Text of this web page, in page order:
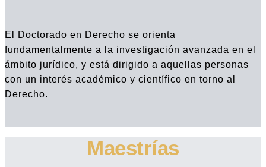
El Doctorado en Derecho se orienta
fundamentalmente a la investigación avanzada en el
ámbito jurídico, y está dirigido a aquellas personas
con un interés académico y científico en torno al
Derecho.
Maestrías